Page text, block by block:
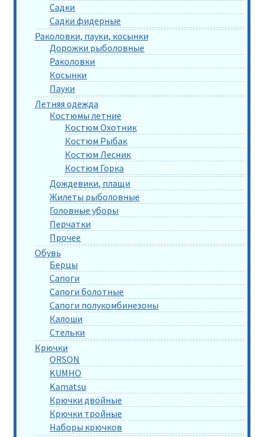
Садки
Садки фидерные
Раколовки, пауки, косынки
Дорожки рыболовные
Раколовки
Косынки
Пауки
Летняя одежда
Костюмы летние
Костюм Охотник
Костюм Рыбак
Костюм Лесник
Костюм Горка
Дождевики, плащи
Жилеты рыболовные
Головные уборы
Перчатки
Прочее
Обувь
Берцы
Сапоги
Сапоги болотные
Сапоги полукомбинезоны
Калоши
Стельки
Крючки
ORSON
KUMHO
Kamatsu
Крючки двойные
Крючки тройные
Наборы крючков